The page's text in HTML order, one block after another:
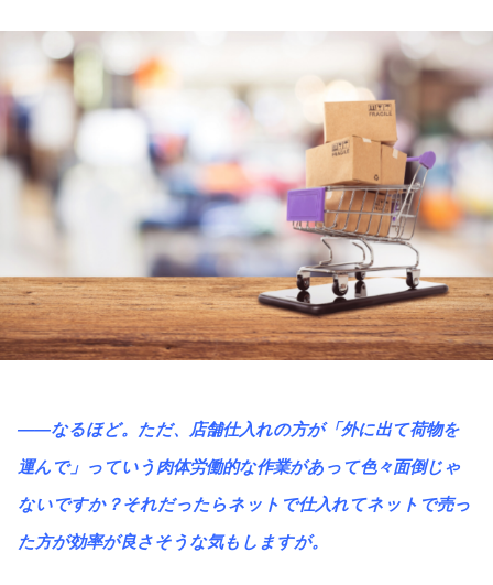
――なるほど。ただ、店舗仕入れの方が「外に出て荷物を
運んで」っていう肉体労働的な作業があって色々面倒じゃ
ないですか？それだったらネットで仕入れてネットで売っ
た方が効率が良さそうな気もしますが。